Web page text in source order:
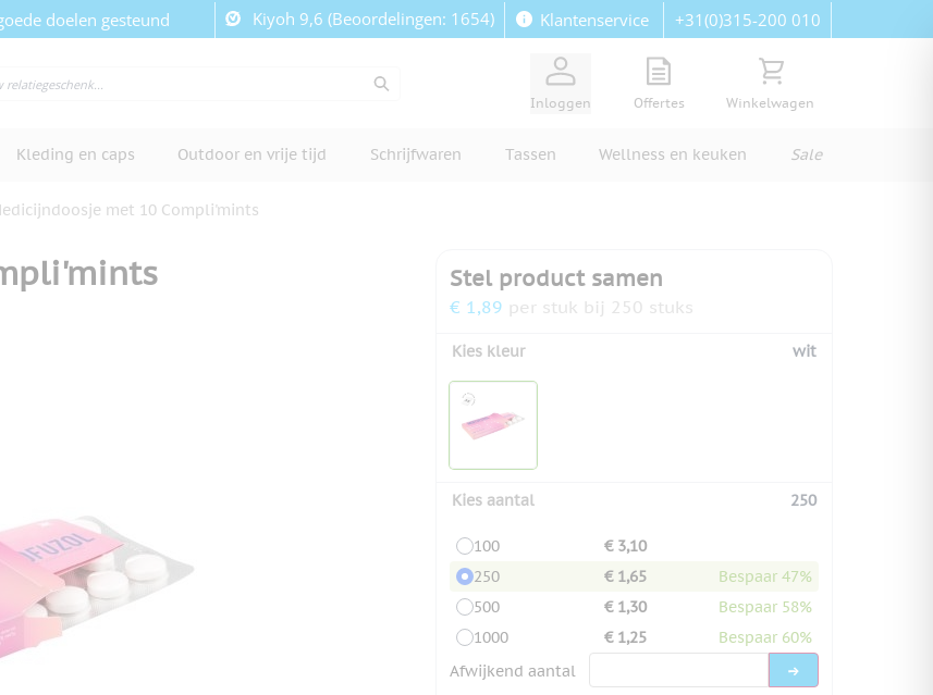
doelen gesteund Kiyoh 9,6 (Beoordelingen: 1654) Klantenservice +31(0)315-200 010
Inloggen
View quote, Quote is empty
Offertes
Bekijk winkelwagen,
Winkelwagen
Kleding en caps Outdoor en vrije tijd Schrijfwaren Tassen Wellness en keuken Sale
met 10 Compli'mints
bekijken
Stel product samen
€ 1,89 per stuk bij 250 stuks
Kies kleur wit
Kies aantal 250
100
€ 3,10
250
€ 1,65
Bespaar 47%
500
€ 1,30
Bespaar 58%
1000
€ 1,25
Bespaar 60%
Afwijkend aantal